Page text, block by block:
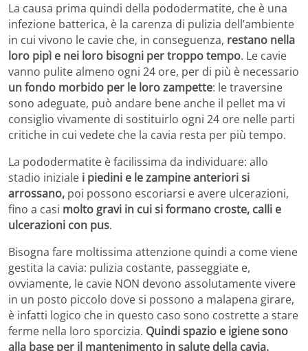
La causa prima quindi della pododermatite, che è una
infezione batterica, è la carenza di pulizia dell’ambiente
in cui vivono le cavie che, in conseguenza, restano nella
loro pipì e nei loro bisogni per troppo tempo. Le cavie
vanno pulite almeno ogni 24 ore, per di più è necessario
un fondo morbido per le loro zampette: le traversine
sono adeguate, può andare bene anche il pellet ma vi
consiglio vivamente di sostituirlo ogni 24 ore nelle parti
critiche in cui vedete che la cavia resta per più tempo.
La pododermatite è facilissima da individuare: allo
stadio iniziale i piedini e le zampine anteriori si
arrossano, poi possono escoriarsi e avere ulcerazioni,
fino a casi molto gravi in cui si formano croste, calli e
ulcerazioni con pus.
Bisogna fare moltissima attenzione quindi a come viene
gestita la cavia: pulizia costante, passeggiate e,
ovviamente, le cavie NON devono assolutamente vivere
in un posto piccolo dove si possono a malapena girare,
è infatti logico che in questo caso sono costrette a stare
ferme nella loro sporcizia. Quindi spazio e igiene sono
alla base per il mantenimento in salute della cavia.